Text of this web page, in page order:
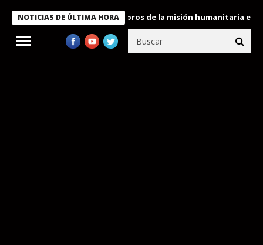
NOTICIAS DE ÚLTIMA HORA
Bukele condecora a miembros de la misión humanitaria enviada